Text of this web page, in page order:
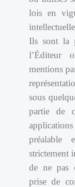
lois en
Ils sont la
l’Éditeur
mentions
sous
partie de
préalable
strictement
de ne pas
prise de